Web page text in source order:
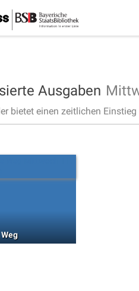
Ausgaben
bietet einen zeitlichen